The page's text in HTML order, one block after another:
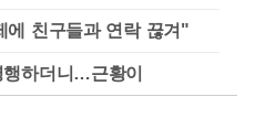
에 친구들과 연락 끊겨"
행하더니…근황이